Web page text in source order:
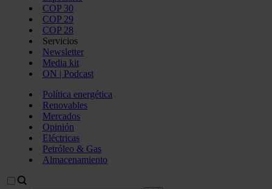
COP 30
COP 29
COP 28
Servicios
Newsletter
Media kit
ON | Podcast
Política energética
Renovables
Mercados
Opinión
Eléctricas
Petróleo & Gas
Almacenamiento